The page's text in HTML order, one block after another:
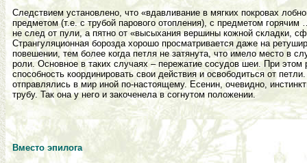
Следствием установлено, что «вдавливание в мягких покровах
предметом (т.е. с трубой парового отопления), с предметом
не след от пули, а пятно от «высыхания вершины кожной складки,
Странгуляционная борозда хорошо просматривается даже на
повешении, тем более когда петля не затянута, что имело место в
роли. Основное в таких случаях – пережатие сосудов шеи. При этом
способность координировать свои действия и освободиться от
отправлялись в мир иной по-настоящему. Есенин, очевидно,
трубу. Так она у него и закоченела в согнутом положении.
Вместо эпилога